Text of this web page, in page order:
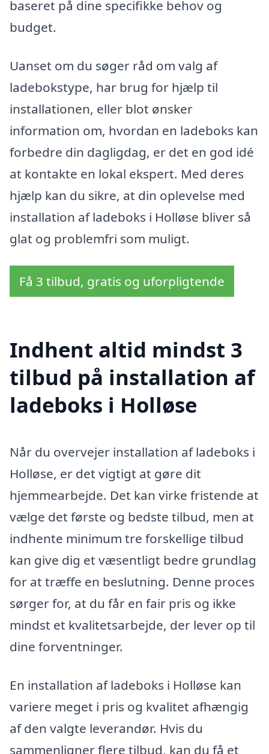
baseret på dine specifikke behov og
budget.
Uanset om du søger råd om valg af
ladebokstype, har brug for hjælp til
installationen, eller blot ønsker
information om, hvordan en ladeboks kan
forbedre din dagligdag, er det en god idé
at kontakte en lokal ekspert. Med deres
hjælp kan du sikre, at din oplevelse med
installation af ladeboks i Holløse bliver så
glat og problemfri som muligt.
Få 3 tilbud, gratis og uforpligtende
Indhent altid mindst 3
tilbud på installation af
ladeboks i Holløse
Når du overvejer installation af ladeboks i
Holløse, er det vigtigt at gøre dit
hjemmearbejde. Det kan virke fristende at
vælge det første og bedste tilbud, men at
indhente minimum tre forskellige tilbud
kan give dig et væsentligt bedre grundlag
for at træffe en beslutning. Denne proces
sørger for, at du får en fair pris og ikke
mindst et kvalitetsarbejde, der lever op til
dine forventninger.
En installation af ladeboks i Holløse kan
variere meget i pris og kvalitet afhængig
af den valgte leverandør. Hvis du
sammenligner flere tilbud, kan du få et